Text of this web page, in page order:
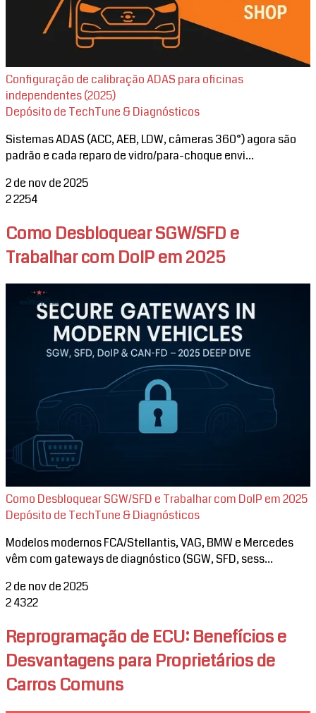
Configuração de calibração ADAS para oficinas
independentes (2025)
Depósito de TechTune & Diagnósticos
Sistemas ADAS (ACC, AEB, LDW, câmeras 360°) agora são
padrão e cada reparo de vidro/para-choque envi...
2 de nov de 2025
22254
Como Desbloquear SGW/SFD e
Trabalhar com DoIP em 2025
Como Desbloquear SGW/SFD e Trabalhar com DoIP em 2025
Depósito de TechTune & Diagnósticos
Modelos modernos FCA/Stellantis, VAG, BMW e Mercedes
vêm com gateways de diagnóstico (SGW, SFD, sess...
2 de nov de 2025
24322
Reprogramação de ECU: Benefícios e
Desvantagens para Proprietários de
Carros Comuns